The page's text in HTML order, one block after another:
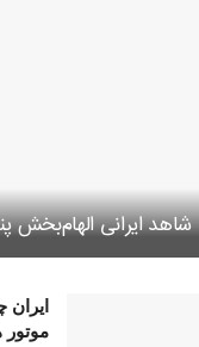
شاهد ایرانی الهام‌بخش
ایران
موتور